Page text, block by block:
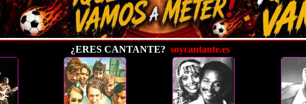
¿ERES CANTANTE? soycantante.es